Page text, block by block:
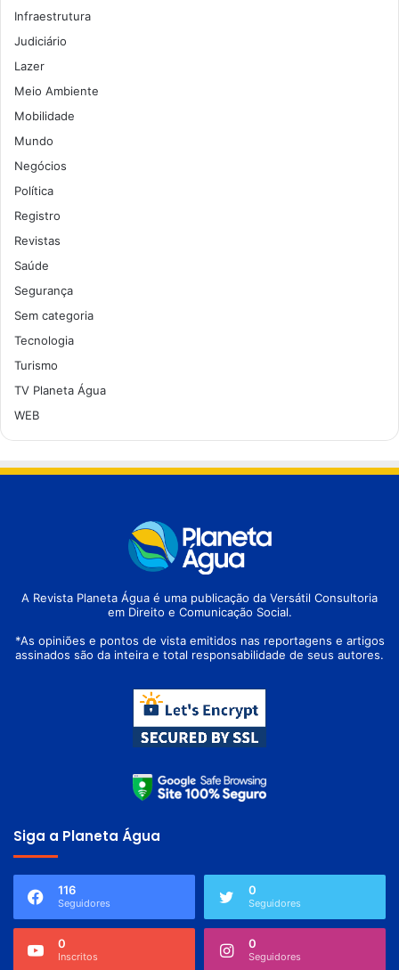
Infraestrutura
Judiciário
Lazer
Meio Ambiente
Mobilidade
Mundo
Negócios
Política
Registro
Revistas
Saúde
Segurança
Sem categoria
Tecnologia
Turismo
TV Planeta Água
WEB
A Revista Planeta Água é uma publicação da Versátil Consultoria
em Direito e Comunicação Social.
*As opiniões e pontos de vista emitidos nas reportagens e artigos
assinados são da inteira e total responsabilidade de seus autores.
Siga a Planeta Água
116
Seguidores
0
Seguidores
0
Inscritos
0
Seguidores